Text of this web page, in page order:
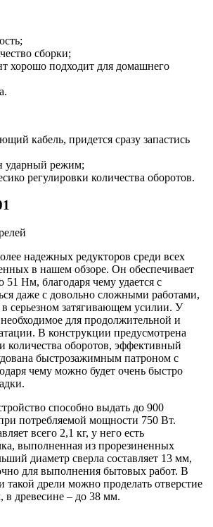
сборки;
хорошо подходит для домашнего
кабель, придется сразу запастись
ударный режим;
регулировки количества оборотов.
надежных редукторов среди всех
в нашем обзоре. Он обеспечивает
Нм, благодаря чему удается с
даже с довольно сложными работами,
серьезном затягивающем усилии. У
необходимое для продолжительной и
В конструкции предусмотрена
количества оборотов, эффективный
быстрозажимным патроном с
чему можно будет очень быстро
способно выдать до 900
потребляемой мощности 750 Вт.
всего 2,1 кг, у него есть
выполненная из прорезиненных
диаметр сверла составляет 13 мм,
для выполнения бытовых работ. В
дрели можно проделать отверстие
в древесине – до 38 мм.